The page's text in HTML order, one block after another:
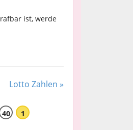
ist, werde
Lotto Zahlen »
40 1